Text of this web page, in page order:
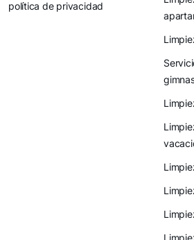
política de privacidad